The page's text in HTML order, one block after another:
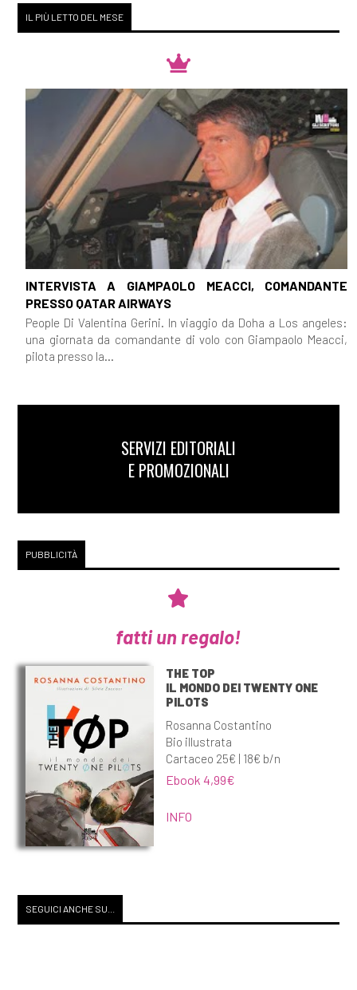
IL PIÙ LETTO DEL MESE
INTERVISTA A GIAMPAOLO MEACCI, COMANDANTE
PRESSO QATAR AIRWAYS
People Di Valentina Gerini. In viaggio da Doha a Los angeles:
una giornata da comandante di volo con Giampaolo Meacci,
pilota presso la...
SERVIZI EDITORIALI
E PROMOZIONALI
PUBBLICITÀ
fatti un regalo!
THE TOP
IL MONDO DEI TWENTY ONE
PILOTS
Rosanna Costantino
Bio illustrata
Cartaceo 25€ | 18€ b/n
Ebook 4,99€
INFO
SEGUICI ANCHE SU...